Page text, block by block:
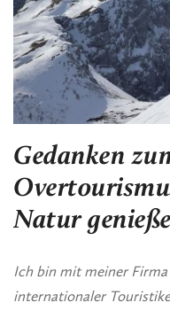
Gedanken
Natur
Ich bin mit meiner
internationaler